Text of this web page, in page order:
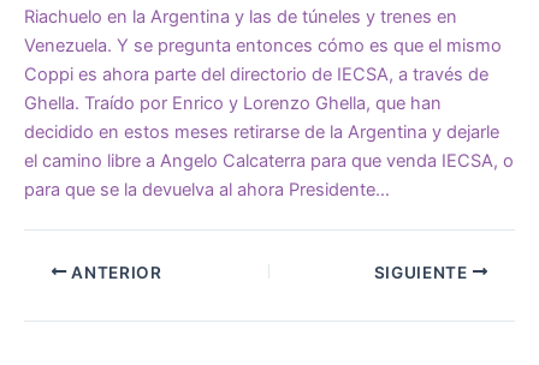
Riachuelo en la Argentina y las de túneles y trenes en
Venezuela. Y se pregunta entonces cómo es que el mismo
Coppi es ahora parte del directorio de IECSA, a través de
Ghella. Traído por Enrico y Lorenzo Ghella, que han
decidido en estos meses retirarse de la Argentina y dejarle
el camino libre a Angelo Calcaterra para que venda IECSA, o
para que se la devuelva al ahora Presidente…
ANTERIOR SIGUIENTE